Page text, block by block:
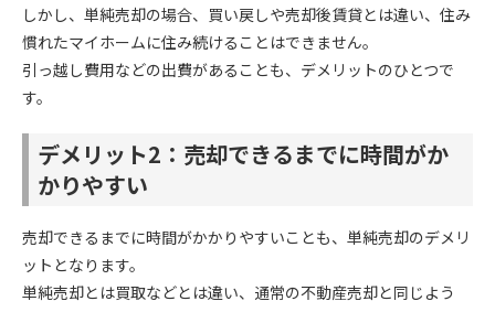
しかし、単純売却の場合、買い戻しや売却後賃貸とは違い、住み
慣れたマイホームに住み続けることはできません。
引っ越し費用などの出費があることも、デメリットのひとつで
す。
デメリット2：売却できるまでに時間がか
かりやすい
売却できるまでに時間がかかりやすいことも、単純売却のデメリ
ットとなります。
単純売却とは買取などとは違い、通常の不動産売却と同じよう